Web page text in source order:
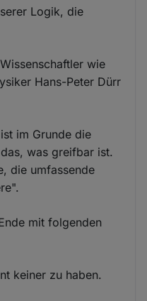
Logik, die
wie
Hans-Peter Dürr
im Grunde die
was greifbar ist.
die umfassende
mit folgenden
keiner zu haben.